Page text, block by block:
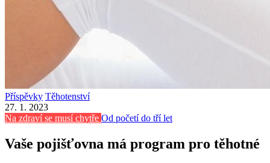
Příspěvky Těhotenství
27. 1. 2023
Na zdraví se musí chytře Od početí do tří let
Vaše pojišťovna má program pro těhotné